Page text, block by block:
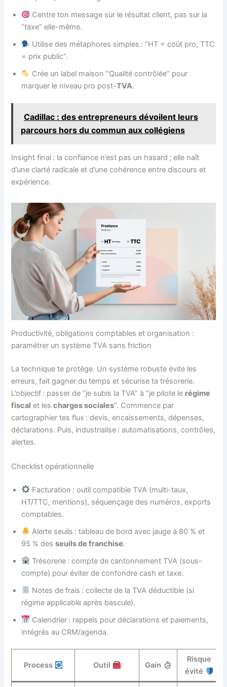
Centre ton message sur le résultat client, pas sur la
“taxe” elle-même.
Utilise des métaphores simples : “HT = coût pro, TTC
= prix public”.
Crée un label maison “Qualité contrôlée” pour
marquer le niveau pro post-TVA.
Cadillac : des entrepreneurs dévoilent leurs
parcours hors du commun aux collégiens
Insight final : la confiance n’est pas un hasard ; elle naît
d’une clarté radicale et d’une cohérence entre discours et
expérience.
Productivité, obligations comptables et organisation :
paramétrer un système TVA sans friction
La technique te protège. Un système robuste évite les
erreurs, fait gagner du temps et sécurise ta trésorerie.
L’objectif : passer de “je subis la TVA” à “je pilote le régime
fiscal et lescharges sociales”. Commence par
cartographier tes flux : devis, encaissements, dépenses,
déclarations. Puis, industrialise : automatisations, contrôles,
alertes.
Checklist opérationnelle
Facturation : outil compatible TVA (multi-taux,
HT/TTC, mentions), séquençage des numéros, exports
comptables.
Alerte seuils : tableau de bord avec jauge à 80 % et
95 % desseuils de franchise.
Trésorerie : compte de cantonnement TVA (sous-
compte) pour éviter de confondre cash et taxe.
Notes de frais : collecte de la TVA déductible (si
régime applicable après bascule).
Calendrier : rappels pour déclarations et paiements,
intégrés au CRM/agenda.
Process Outil Gain
Risque
évité